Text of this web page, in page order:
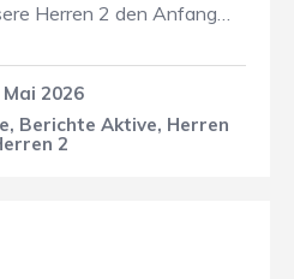
Herren 2 den Anfang…
Mai 2026
, Berichte Aktive, Herren
2